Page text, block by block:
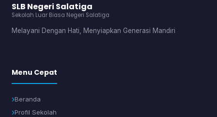
SLB Negeri Salatiga
Sekolah Luar Biasa Negeri Salatiga
Melayani Dengan Hati, Menyiapkan Generasi Mandiri
Menu Cepat
Beranda
Profil Sekolah